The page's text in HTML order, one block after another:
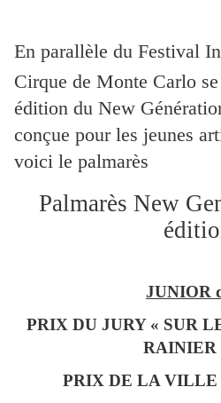
En parallèle du Festival
Cirque de Monte Carlo
édition du New
conçue pour les jeunes
voici le palmarès
Palmarès New
JUNIOR
PRIX DU JURY « SUR
RAINIER
PRIX DE LA VILLE